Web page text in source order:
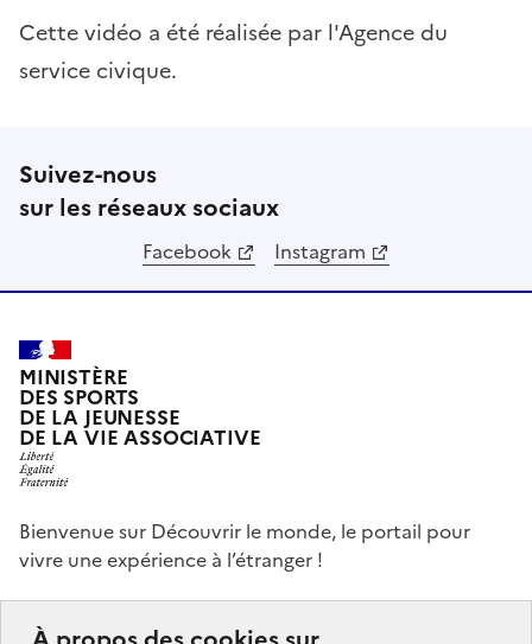
Cette vidéo a été réalisée par l'Agence du
service civique.
Suivez-nous
sur les réseaux sociaux
Facebook Instagram
MINISTÈRE
DES SPORTS
DE LA JEUNESSE
DE LA VIE ASSOCIATIVE
Bienvenue sur Découvrir le monde, le portail pour
vivre une expérience à l’étranger !
À propos des cookies sur